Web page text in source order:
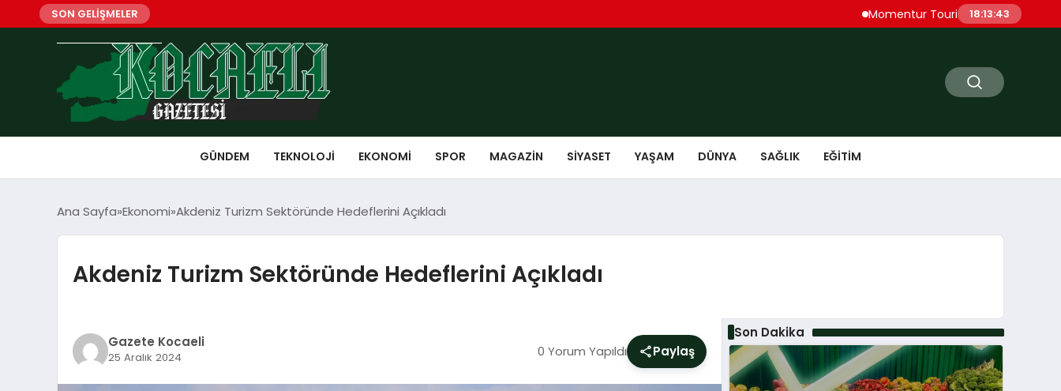
SON GELİŞMELER Momentur Tourism & Travel, Dubai
18:13:44
GÜNDEM TEKNOLOJI EKONOMI SPOR MAGAZIN SIYASET YAŞAM DÜNYA SAĞLIK EĞITIM
Ana Sayfa Ekonomi Akdeniz Turizm Sektöründe Hedeflerini Açıkladı
Akdeniz Turizm Sektöründe Hedeflerini Açıkladı
Gazete Kocaeli
25 Aralık 2024 0 Yorum Yapıldı Paylaş
Son Dakika